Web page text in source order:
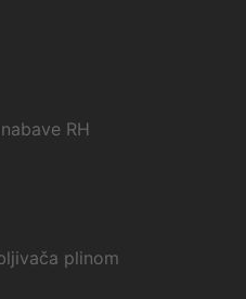
RH
plinom